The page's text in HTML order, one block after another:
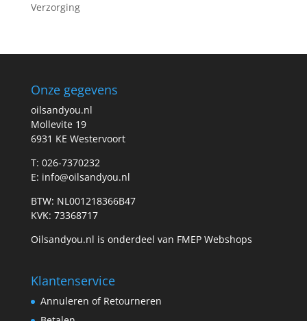
Verzorging
Onze gegevens
oilsandyou.nl
Mollevite 19
6931 KE Westervoort
T: 026-7370232
E: info@oilsandyou.nl
BTW: NL001218366B47
KVK: 73368717
Oilsandyou.nl is onderdeel van FMEP Webshops
Klantenservice
Annuleren of Retourneren